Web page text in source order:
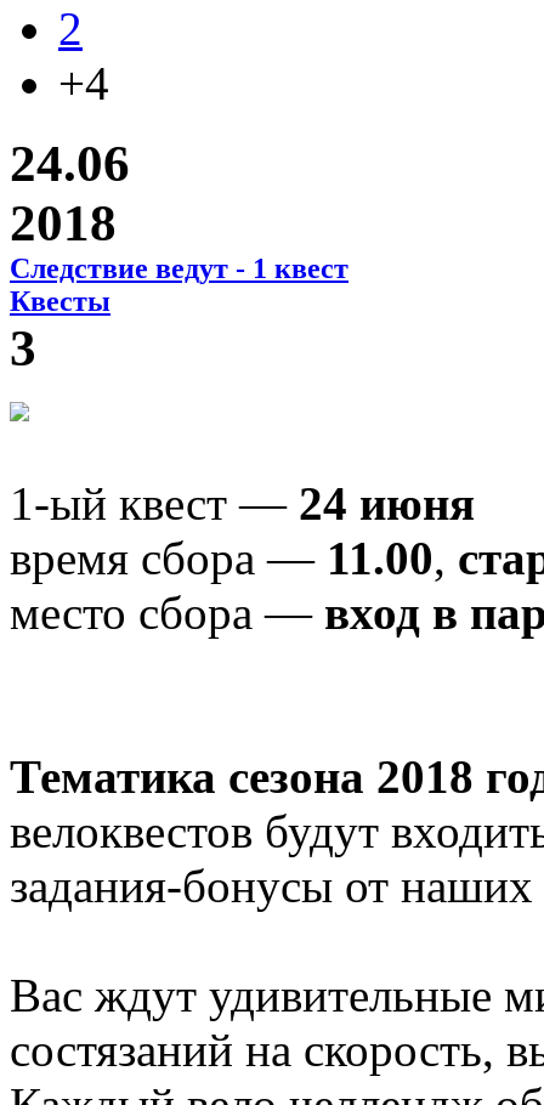
2
+4
24.06
2018
Следствие ведут - 1 квест
Квесты
3
1-ый квест — 24 июня
время сбора — 11.00,
место сбора — вход в
Тематика сезона 2018
велоквестов будут
задания-бонусы от наших
Вас ждут удивительные
состязаний на скорость,